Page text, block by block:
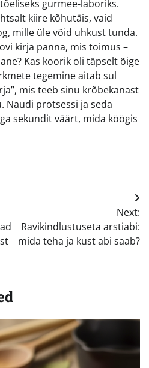
gurmee-laboriks.
kiire kõhutäis, vaid
mille üle võid uhkust tunda.
kirja panna, mis toimus –
Kas koorik oli täpselt õige
tegemine aitab sul
mis teeb sinu krõbekanast
Naudi protsessi ja seda
sekundit väärt, mida köögis
Next:
Ravikindlustuseta arstiabi:
mida teha ja kust abi saab?